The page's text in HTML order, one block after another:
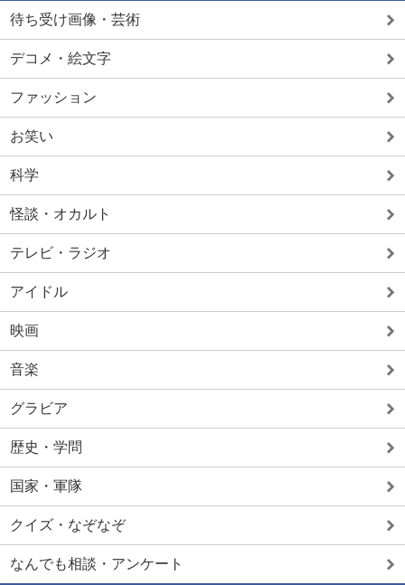
待ち受け画像・芸術
デコメ・絵文字
ファッション
お笑い
科学
怪談・オカルト
テレビ・ラジオ
アイドル
映画
音楽
グラビア
歴史・学問
国家・軍隊
クイズ・なぞなぞ
なんでも相談・アンケート